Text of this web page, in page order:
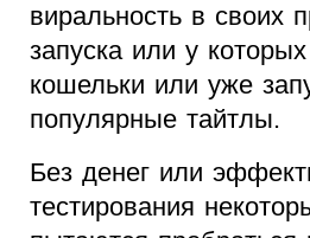
виральность в своих
запуска или у которых
кошельки или уже
популярные тайтлы.
Без денег или
тестирования